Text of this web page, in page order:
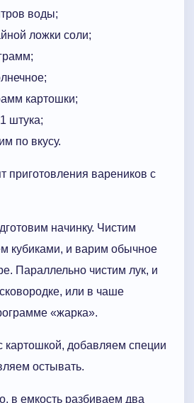
воды;
ложки соли;
картошки;
штука;
по вкусу.
приготовления вареников с
начинку. Чистим
кубиками, и варим обычное
Параллельно чистим лук, и
или в чаше
«жарка».
добавляем специи
остывать.
в емкость разбиваем два